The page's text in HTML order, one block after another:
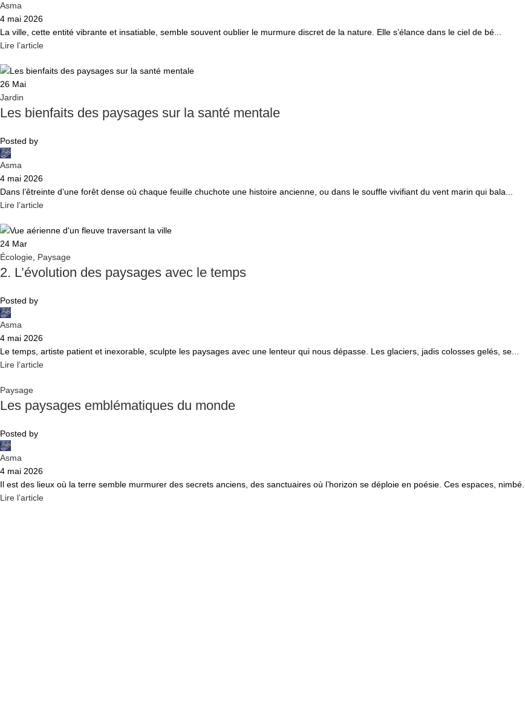
Asma
4 mai 2026
La ville, cette entité vibrante et insatiable, semble souvent oublier le murmure discret de la nature. Elle s’élance dans le ciel de bé...
Lire l’article
26 Mai
Jardin
Les bienfaits des paysages sur la santé mentale
Posted by
Asma
4 mai 2026
Dans l’êtreinte d’une forêt dense où chaque feuille chuchote une histoire ancienne, ou dans le souffle vivifiant du vent marin qui bala...
Lire l’article
24 Mar
Écologie Paysage
2. L’évolution des paysages avec le temps
Posted by
Asma
4 mai 2026
Le temps, artiste patient et inexorable, sculpte les paysages avec une lenteur qui nous dépasse. Les glaciers, jadis colosses gelés, se...
Lire l’article
Paysage
Les paysages emblématiques du monde
Posted by
Asma
4 mai 2026
Il est des lieux où la terre semble murmurer des secrets anciens, des sanctuaires où l’horizon se déploie en poésie. Ces espaces, nimbé...
Lire l’article